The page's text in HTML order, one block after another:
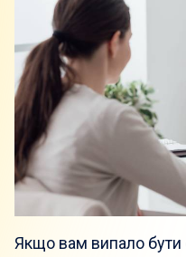
Якщо вам випало бути